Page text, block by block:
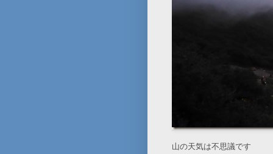
山の天気は不思議です